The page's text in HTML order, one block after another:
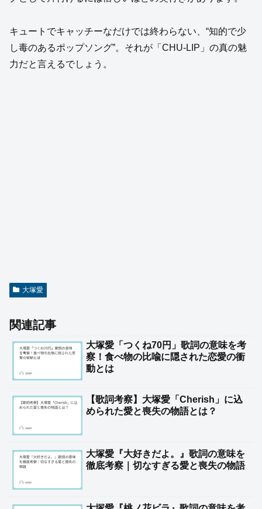
キュートでキャッチーなだけでは終わらない、“知的で少
し毒のあるポップソング”。それが「CHU-LIP」の真の魅
力だと言えるでしょう。
大塚愛
関連記事
大塚愛「つくね70円」歌詞の意味を考
察！食べ物の比喩に隠された恋愛の衝
動とは
【歌詞考察】大塚愛「Cherish」に込
められた愛と喪失の物語とは？
大塚愛『大好きだよ。』歌詞の意味を
徹底考察｜切なすぎる愛と喪失の物語